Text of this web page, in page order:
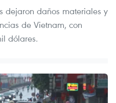
dejaron daños materiales y
de Vietnam, con
dólares.